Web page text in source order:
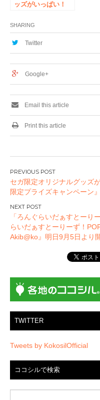
ッズがいっぱい！
Shop」4月29日～5
月14日の期間限定で
秋葉原にオープン!!
SHARING
Twitter
Google+
Email this article
Print this article
投
稿
ナ
ビ
ゲ
ー
ン
セガ限定オリジナルグッズ
限定プライズキャンペーン
「ろんぐらいだぁすとーり
らいだぁすとーりーず！
Akib@ko』明日9月5日より
TWITTER
Tweets by KokosilOfficial
ココシルで検索